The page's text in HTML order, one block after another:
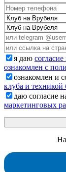
я даю
ознакомлен с
ознакомлен и
клуба и техникой
даю согласие
маркетинговых